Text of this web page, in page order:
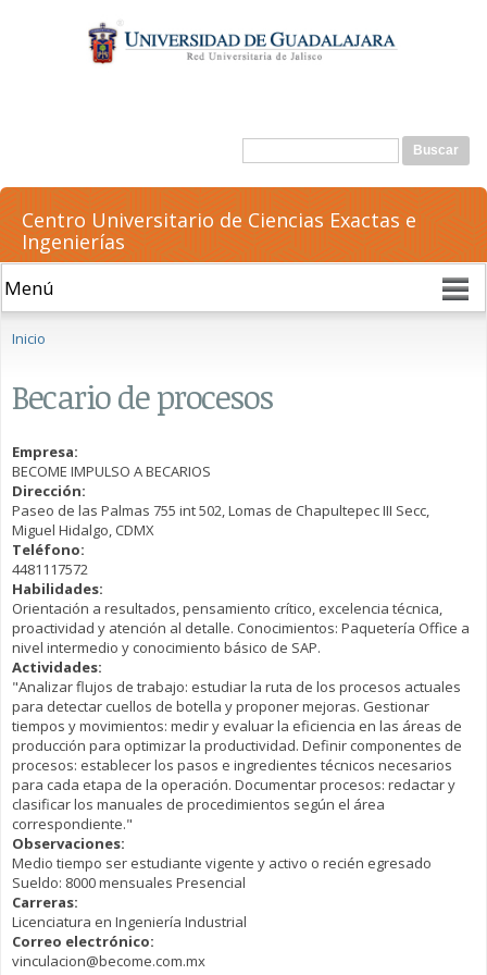
contenido
principal
Formulario de búsqueda
Buscar
Centro Universitario de Ciencias Exactas e
Ingenierías
Inicio
Becario de procesos
Empresa:
BECOME IMPULSO A BECARIOS
Dirección:
Paseo de las Palmas 755 int 502, Lomas de Chapultepec III Secc,
Miguel Hidalgo, CDMX
Teléfono:
4481117572
Habilidades:
Orientación a resultados, pensamiento crítico, excelencia técnica,
proactividad y atención al detalle. Conocimientos: Paquetería Office a
nivel intermedio y conocimiento básico de SAP.
Actividades:
"Analizar flujos de trabajo: estudiar la ruta de los procesos actuales
para detectar cuellos de botella y proponer mejoras. Gestionar
tiempos y movimientos: medir y evaluar la eficiencia en las áreas de
producción para optimizar la productividad. Definir componentes de
procesos: establecer los pasos e ingredientes técnicos necesarios
para cada etapa de la operación. Documentar procesos: redactar y
clasificar los manuales de procedimientos según el área
correspondiente."
Observaciones:
Medio tiempo ser estudiante vigente y activo o recién egresado
Sueldo: 8000 mensuales Presencial
Carreras:
Licenciatura en Ingeniería Industrial
Correo electrónico:
vinculacion@become.com.mx